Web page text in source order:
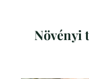
Növényi